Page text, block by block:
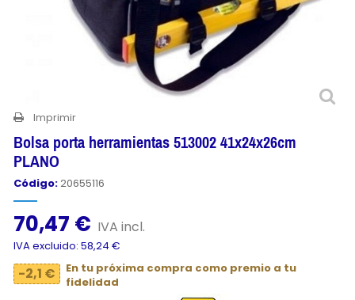
Imprimir
Bolsa porta herramientas 513002 41x24x26cm
PLANO
Código:20655116
70,47 € IVA incl.
IVA excluido: 58,24 €
-2,1 €
En tu próxima compra como premio a tu
fidelidad